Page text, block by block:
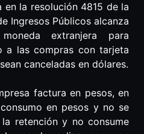
en la resolución 4815 de la
Ingresos Públicos alcanza
extranjera para
a las compras con tarjeta
canceladas en dólares.
factura en pesos, en
en pesos y no se
retención y no consume